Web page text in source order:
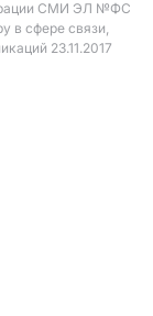
СМИ ЭЛ №ФС
в сфере связи,
23.11.2017